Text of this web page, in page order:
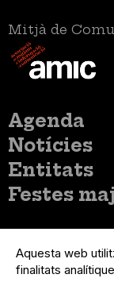
Mitjà de
Menú
principal
Agenda
Notícies
Entitats
Festes
del
compte
Menú
usuari
Registre
Aquesta web
finalitats